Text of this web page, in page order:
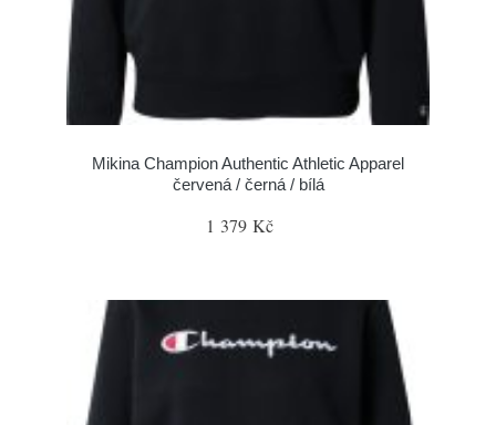
Mikina Champion Authentic Athletic Apparel
červená / černá / bílá
1 379 Kč